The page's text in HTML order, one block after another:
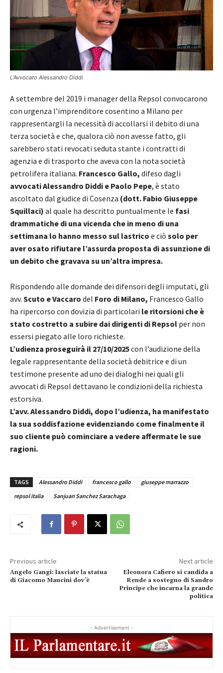
L’Avvocato Alessandro Diddi
A settembre del 2019 i manager della Repsol convocarono
con urgenza l’imprenditore cosentino a Milano per
rappresentargli la necessità di accollarsi il debito di una
terza società e che, qualora ciò non avesse fatto, gli
sarebbero stati revocati seduta stante i contratti di
agenzia e di trasporto che aveva con la nota società
petrolifera italiana. Francesco Gallo, difeso dagli
avvocati Alessandro Diddi e Paolo Pepe, è stato
ascoltato dal giudice di Cosenza (dott. Fabio Giuseppe
Squillaci) al quale ha descritto puntualmente le fasi
drammatiche di una vicenda che in meno di una
settimana lo hanno messo sul lastrico e ciò solo per
aver osato rifiutare l’assurda proposta di assunzione di
un debito che gravava su un’altra impresa.
Rispondendo alle domande dei difensori degli imputati, gli
avv. Scuto e Vaccaro del Foro di Milano, Francesco Gallo
ha ripercorso con dovizia di particolari le ritorsioni che è
stato costretto a subire dai dirigenti di Repsol per non
essersi piegato alle loro richieste.
L’udienza proseguirà il 27/10/2025con l’audizione della
legale rappresentante della società debitrice e di un
testimone presente ad uno dei dialoghi nei quali gli
avvocati di Repsol dettavano le condizioni della richiesta
estorsiva.
L’avv. Alessandro Diddi, dopo l’udienza, ha manifestato
la sua soddisfazione evidenziando come finalmente il
suo cliente può cominciare a vedere affermate le sue
ragioni.
TAGS Alessandro Diddi francesco gallo
giuseppe marrazzo
repsol italia
Sanjuan Sanchez Sarachaga
Previous article
Angelo Gangi: lasciate la statua
di Giacomo Mancini dov’è
Next article
Eleonora Cafiero si candida a
Rende a sostegno di Sandro
Principe che incarna la grande
politica
- Advertisement -